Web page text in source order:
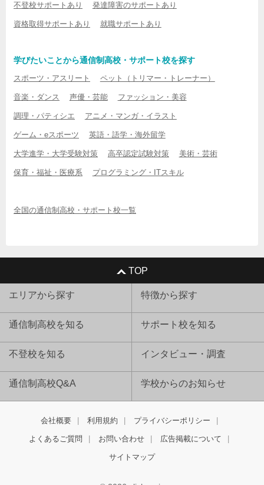
不登校サポートあり 発達障害のサポートあり
資格取得サポートあり 就職サポートあり
学びたいことから通信制高校・サポート校を探す
スポーツ・アスリート ペット（トリマー・トレーナー）
音楽・ダンス 声優・芸能 ファッション・美容
調理・パティシエ アニメ・マンガ・イラスト
ゲーム・eスポーツ 英語・語学・海外留学
大学進学・大学受験対策 高卒認定試験対策 美術・芸術
保育・福祉・医療系 プログラミング・ITスキル
全国の通信制高校・サポート校一覧
TOP
エリアから探す 特徴から探す
通信制高校を知る サポート校を知る
不登校を知る インタビュー・調査
通信制高校Q&A 学校からのお知らせ
会社概要 利用規約 プライバシーポリシー
よくあるご質問 お問い合わせ 広告掲載について
サイトマップ